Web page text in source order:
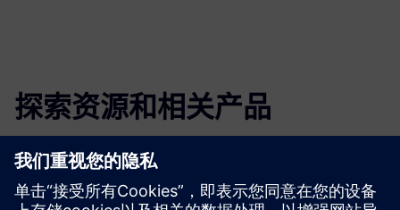
探索资源和相关产品
更多信息和资源